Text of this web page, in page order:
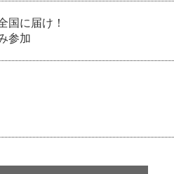
国に届け！
参加